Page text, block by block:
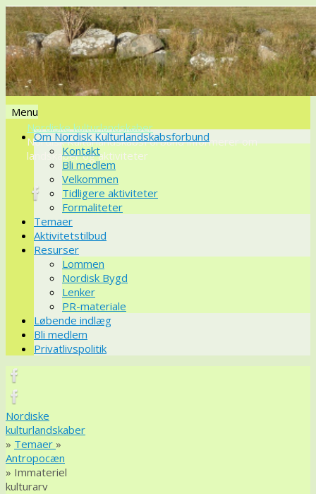
Nordiske kulturlandskaber
Nordisk KulturlandskabsForbund informerer om
landskaber og aktiviteter
Menu
Videre
indhold
Om Nordisk Kulturlandskabsforbund
Kontakt
Bli medlem
Velkommen
Tidligere aktiviteter
Formaliteter
Temaer
Aktivitetstilbud
Resurser
Lommen
Nordisk Bygd
Lenker
PR-materiale
Løbende indlæg
Bli medlem
Privatlivspolitik
Nordiske
kulturlandskaber
» Temaer »
Antropocæn
» Immateriel
kulturarv